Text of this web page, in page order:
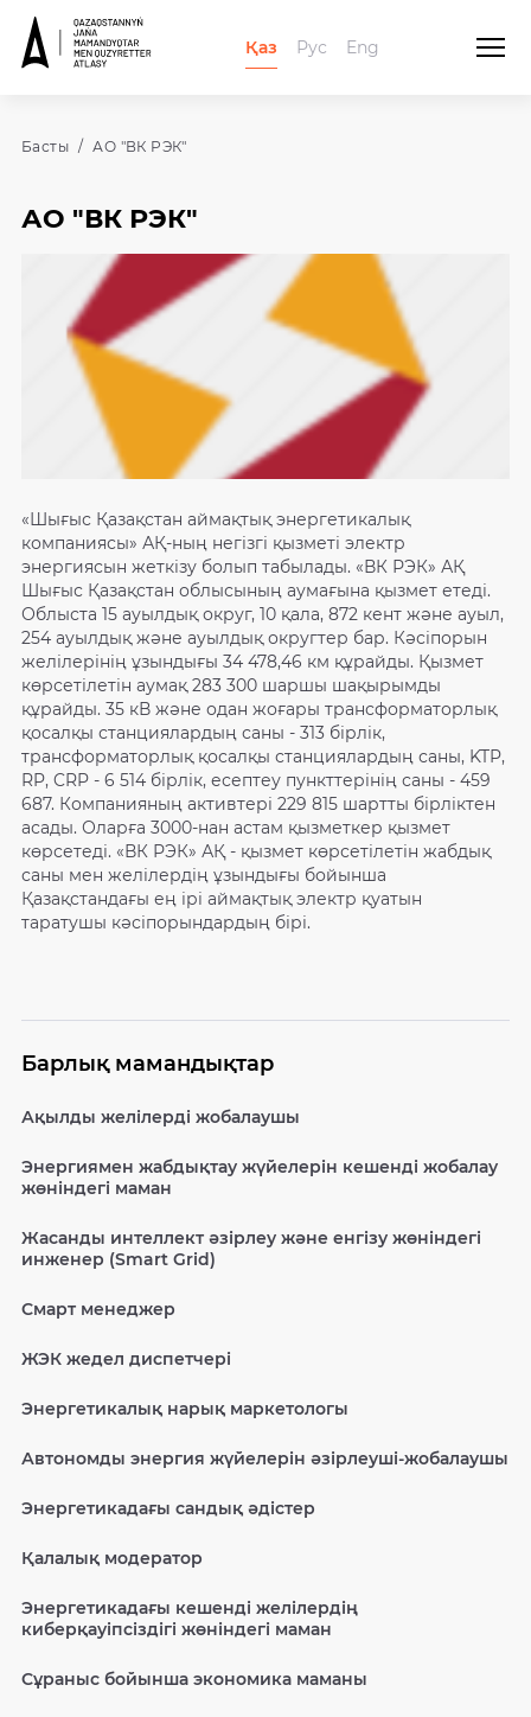
Қаз Рус Eng
Басты АО "ВК РЭК"
АО "ВК РЭК"
«Шығыс Қазақстан аймақтық энергетикалық
компаниясы» АҚ-ның негізгі қызметі электр
энергиясын жеткізу болып табылады. «ВК РЭК» АҚ
Шығыс Қазақстан облысының аумағына қызмет етеді.
Облыста 15 ауылдық округ, 10 қала, 872 кент және ауыл,
254 ауылдық және ауылдық округтер бар. Кәсіпорын
желілерінің ұзындығы 34 478,46 км құрайды. Қызмет
көрсетілетін аумақ 283 300 шаршы шақырымды
құрайды. 35 кВ және одан жоғары трансформаторлық
қосалқы станциялардың саны - 313 бірлік,
трансформаторлық қосалқы станциялардың саны, KTP,
RP, CRP - 6 514 бірлік, есептеу пункттерінің саны - 459
687. Компанияның активтері 229 815 шартты бірліктен
асады. Оларға 3000-нан астам қызметкер қызмет
көрсетеді. «ВК РЭК» АҚ - қызмет көрсетілетін жабдық
саны мен желілердің ұзындығы бойынша
Қазақстандағы ең ірі аймақтық электр қуатын
таратушы кәсіпорындардың бірі.
Барлық мамандықтар
Ақылды желілерді жобалаушы
Энергиямен жабдықтау жүйелерін кешенді жобалау
жөніндегі маман
Жасанды интеллект әзірлеу және енгізу жөніндегі
инженер (Smart Grid)
Смарт менеджер
ЖЭК жедел диспетчері
Энергетикалық нарық маркетологы
Автономды энергия жүйелерін әзірлеуші-жобалаушы
Энергетикадағы сандық әдістер
Қалалық модератор
Энергетикадағы кешенді желілердің
киберқауіпсіздігі жөніндегі маман
Сұраныс бойынша экономика маманы